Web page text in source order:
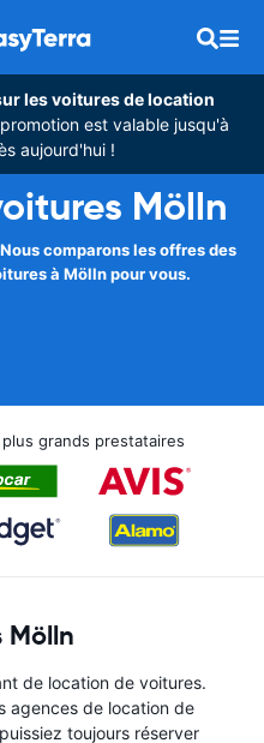
les voitures de location
est valable jusqu'à
aujourd'hui !
Mölln
comparons les offres des
à Mölln pour vous.
grands prestataires
Mölln
de location de voitures.
agences de location de
toujours réserver